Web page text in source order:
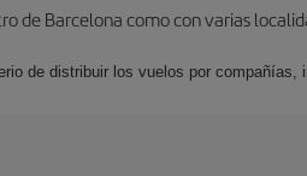
Barcelona como con varias
de distribuir los vuelos por compañías,